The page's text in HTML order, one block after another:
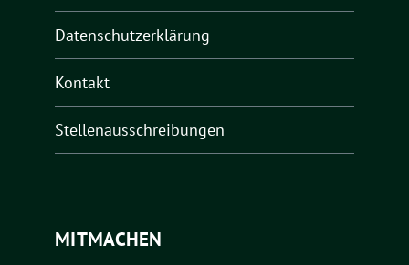
Datenschutzerklärung
Kontakt
Stellenausschreibungen
MITMACHEN